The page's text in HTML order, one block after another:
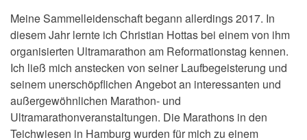
Meine Sammelleidenschaft begann allerdings 2017. In
diesem Jahr lernte ich Christian Hottas bei einem von ihm
organisierten Ultramarathon am Reformationstag kennen.
Ich ließ mich anstecken von seiner Laufbegeisterung und
seinem unerschöpflichen Angebot an interessanten und
außergewöhnlichen Marathon- und
Ultramarathonveranstaltungen. Die Marathons in den
Teichwiesen in Hamburg wurden für mich zu einem